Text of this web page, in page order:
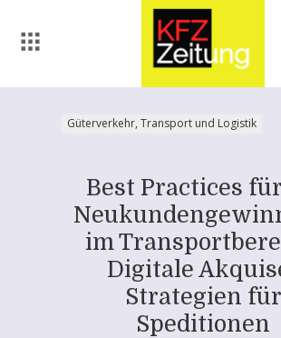
Güterverkehr, Transport und Logistik
Best Practices
im
Digitale
Strategien für
Speditionen